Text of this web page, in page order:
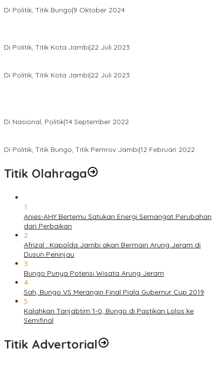
Di Politik, Titik Bungo|9 Oktober 2024
Di Politik, Titik Kota Jambi|22 Juli 2023
Di Politik, Titik Kota Jambi|22 Juli 2023
Di Nasional, Politik|14 September 2022
Di Politik, Titik Bungo, Titik Pemrov Jambi|12 Februari 2022
Titik Olahraga
1
Anies-AHY Bertemu Satukan Energi Semangat Perubahan
dan Perbaikan
2
Afrizal : Kapolda Jambi akan Bermain Arung Jeram di
Dusun Peninjau
3
Bungo Punya Potensi Wisata Arung Jeram
4
Sah, Bungo VS Merangin Final Piala Gubernur Cup 2019
5
Kalahkan Tanjabtim 1-0, Bungo di Pastikan Lolos ke
Semifinal
Titik Advertorial